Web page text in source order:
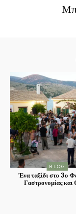
BLOG
Ένα ταξίδι στο 3ο
Γαστρονομίας και